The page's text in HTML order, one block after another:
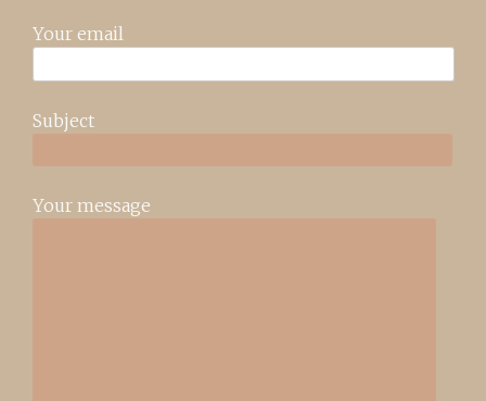
Your email
Subject
Your message